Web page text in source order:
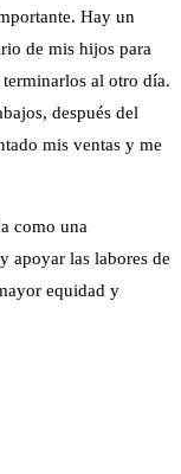
Hay un
de mis hijos para
al otro día.
después del
mis ventas y me
como una
apoyar las labores de
equidad y